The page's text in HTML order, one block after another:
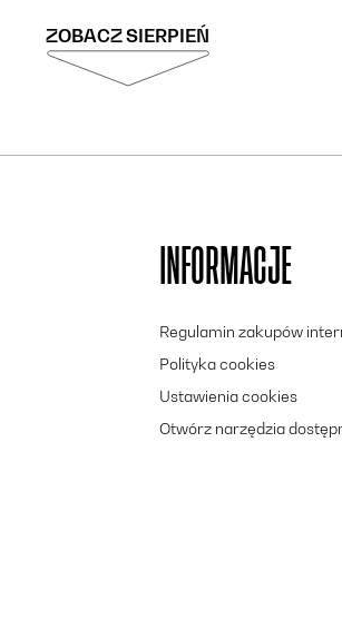
ZOBACZ SIERPIEŃ
INFORMACJE
Regulamin zakupów
Polityka cookies
Ustawienia cookies
Otwórz narzędzia